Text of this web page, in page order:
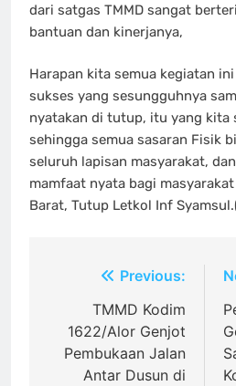
dari satgas TMMD sangat
bantuan dan kinerjanya,
Harapan kita semua kegiatan
sukses yang sesungguhnya
nyatakan di tutup, itu yang kita
sehingga semua sasaran Fisik
seluruh lapisan masyarakat,
mamfaat nyata bagi
Barat, Tutup Letkol Inf
NavigasiPrevious:
TMMD Kodim
1622/Alor Genjot
Pembukaan Jalan
Antar Dusun di